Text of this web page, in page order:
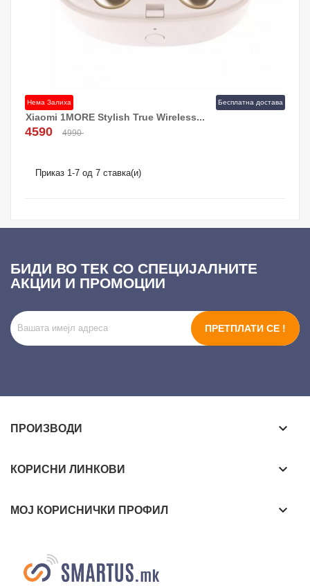
Нема Залиха Бесплатна достава
Xiaomi 1MORE Stylish True Wireless...
4590 4990
Приказ 1-7 од 7 ставка(и)
БИДИ ВО ТЕК СО СПЕЦИЈАЛНИТЕ
АКЦИИ И ПРОМОЦИИ
ПРЕТПЛАТИ СЕ !
ПРОИЗВОДИ keyboard_arrow_down
КОРИСНИ ЛИНКОВИ keyboard_arrow_down
МОЈ КОРИСНИЧКИ ПРОФИЛ keyboard_arrow_down